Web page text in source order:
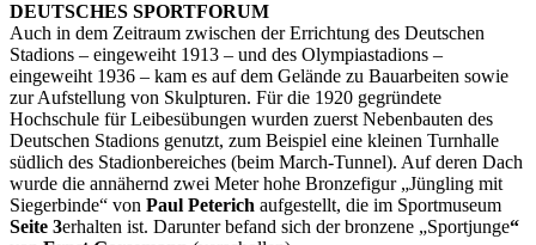
DEUTSCHES SPORTFORUM
Auch in dem Zeitraum zwischen der Errichtung des Deutschen
Stadions – eingeweiht 1913 – und des Olympiastadions –
eingeweiht 1936 – kam es auf dem Gelände zu Bauarbeiten sowie
zur Aufstellung von Skulpturen. Für die 1920 gegründete
Hochschule für Leibesübungen wurden zuerst Nebenbauten des
Deutschen Stadions genutzt, zum Beispiel eine kleinen Turnhalle
südlich des Stadionbereiches (beim March-Tunnel). Auf deren Dach
wurde die annähernd zwei Meter hohe Bronzefigur „Jüngling mit
Siegerbinde“ von Paul Peterich aufgestellt, die im Sportmuseum
Seite 3erhalten ist. Darunter befand sich der bronzene „Sportjunge“